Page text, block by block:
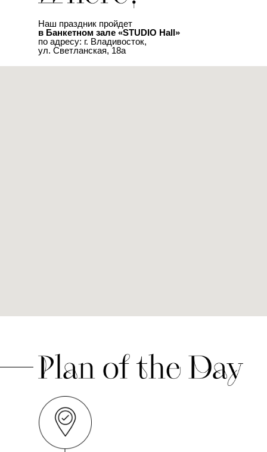
Наш праздник пройдет
в Банкетном зале «STUDIO Hall»
по адресу: г. Владивосток,
ул. Светланская, 18а